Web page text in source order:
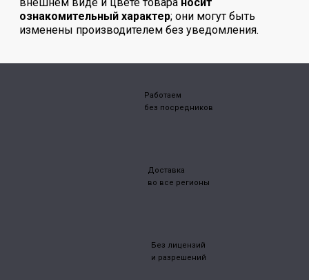
ознакомительный характер; они могут быть
изменены производителем без уведомления.
Работаем
без посредников
Доставка
во все регионы
Без лицензий
и разрешений